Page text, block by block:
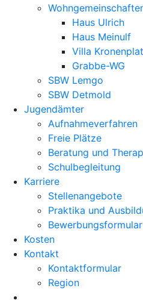
Haus Ulrich
Haus Meinulf
Villa
Grabbe-WG
SBW Lemgo
SBW Detmold
Jugendämter
Aufnahmeverfahren
Freie Plätze
Beratung und
Schulbegleitung
Karriere
Stellenangebote
Praktika und
Bewerbungsformular
Kosten
Kontakt
Kontaktformular
Region